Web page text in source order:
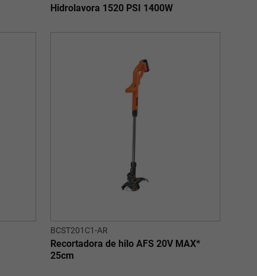
Hidrolavora 1520 PSI 1400W
BCST201C1-AR
Recortadora de hilo AFS 20V MAX*
25cm